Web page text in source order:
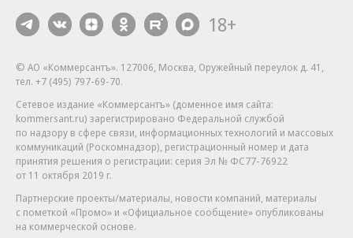
18+
© АО «Коммерсантъ». 127006, Москва, Оружейный переулок д. 41,
тел. +7 (495) 797-69-70.
Сетевое издание «Коммерсантъ» (доменное имя сайта:
kommersant.ru) зарегистрировано Федеральной службой
по надзору в сфере связи, информационных технологий и массовых
коммуникаций (Роскомнадзор), регистрационный номер и дата
принятия решения о регистрации: серия Эл № ФС77-76922
от 11 октября 2019 г.
Партнерские проекты/материалы, новости компаний, материалы
с пометкой «Промо» и «Официальное сообщение» опубликованы
на коммерческой основе.